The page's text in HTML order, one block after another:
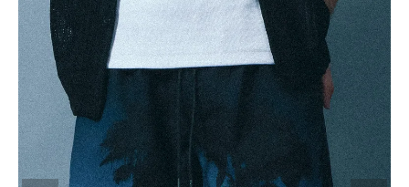
search
ブランドメニュー
新商品
カテゴリー